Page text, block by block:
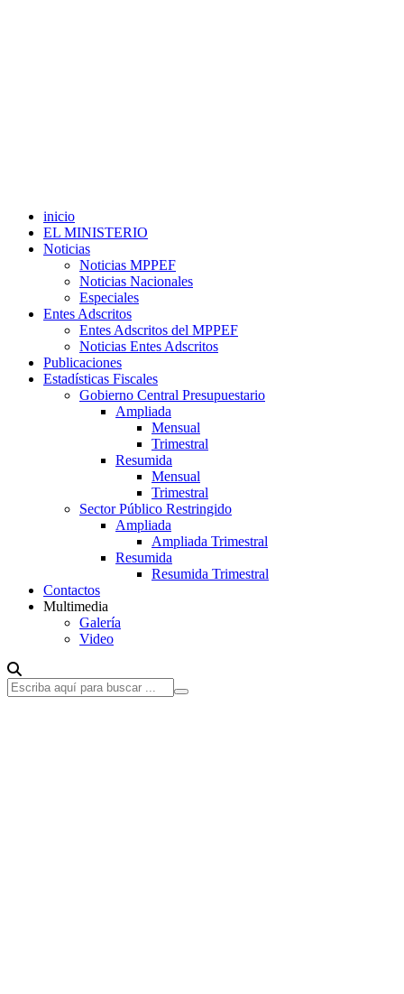
inicio
EL MINISTERIO
Noticias
Noticias MPPEF
Noticias Nacionales
Especiales
Entes Adscritos
Entes Adscritos del MPPEF
Noticias Entes Adscritos
Publicaciones
Estadísticas Fiscales
Gobierno Central Presupuestario
Ampliada
Mensual
Trimestral
Resumida
Mensual
Trimestral
Sector Público Restringido
Ampliada
Ampliada Trimestral
Resumida
Resumida Trimestral
Contactos
Multimedia
Galería
Video